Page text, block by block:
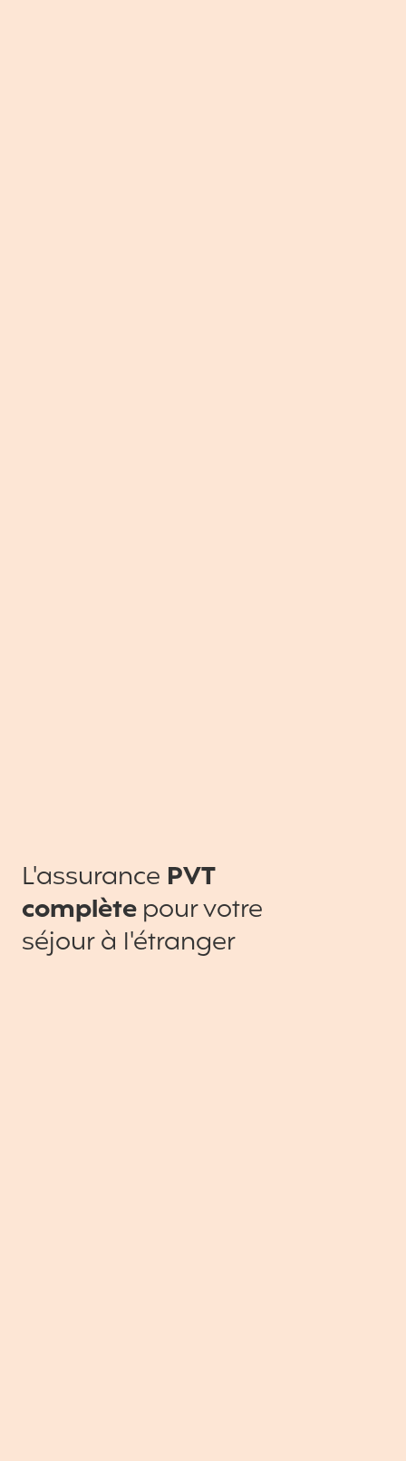
L'assurance PVT
complètepour votre
séjour à l'étranger